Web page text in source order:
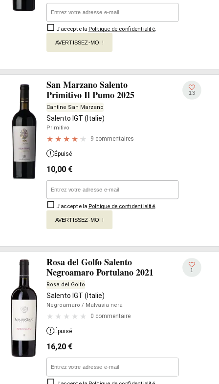
J'accepte la Politique de confidentialité
AVERTISSEZ-MOI !
San Marzano Salento
Primitivo Il Pumo 2025
Cantine San Marzano
Salento IGT (Italie)
Primitivo
9 commentaires
13
Épuisé
10,00 €
J'accepte la Politique de confidentialité
AVERTISSEZ-MOI !
Rosa del Golfo Salento
Negroamaro Portulano 2021
Rosa del Golfo
Salento IGT (Italie)
Negroamaro / Malvasia nera
0 commentaire
1
Épuisé
16,20 €